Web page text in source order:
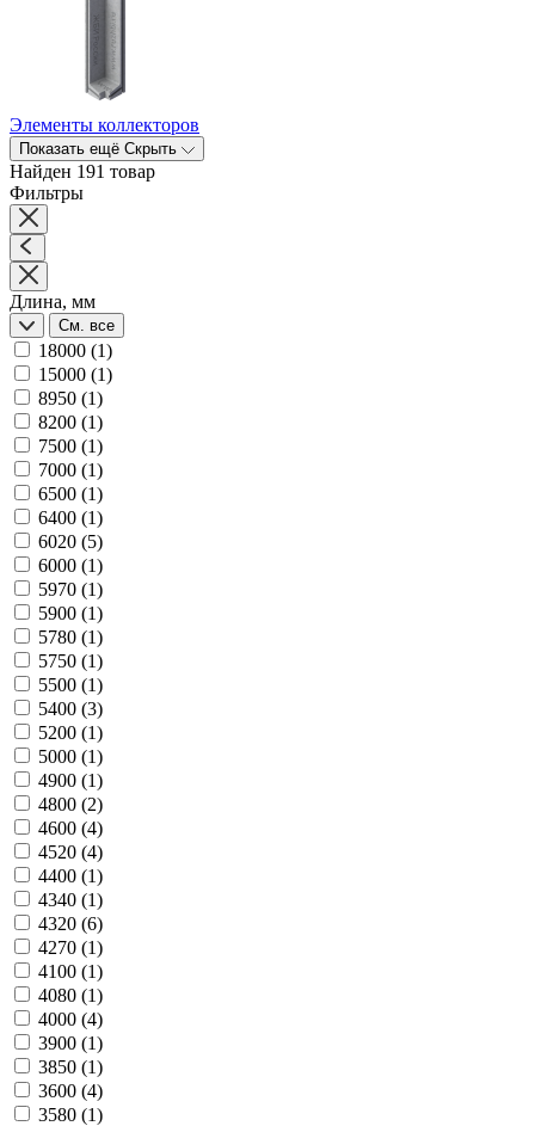
Элементы коллекторов
Показать ещё Скрыть
Найден 191 товар
Фильтры
Длина, мм
См. все
18000 (1)
15000 (1)
8950 (1)
8200 (1)
7500 (1)
7000 (1)
6500 (1)
6400 (1)
6020 (5)
6000 (1)
5970 (1)
5900 (1)
5780 (1)
5750 (1)
5500 (1)
5400 (3)
5200 (1)
5000 (1)
4900 (1)
4800 (2)
4600 (4)
4520 (4)
4400 (1)
4340 (1)
4320 (6)
4270 (1)
4100 (1)
4080 (1)
4000 (4)
3900 (1)
3850 (1)
3600 (4)
3580 (1)